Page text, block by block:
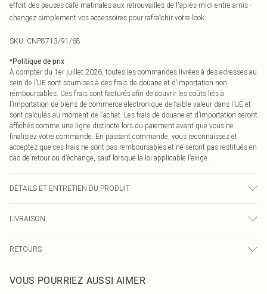
effort des pauses café matinales aux retrouvailles de l'après-midi entre amis -
changez simplement vos accessoires pour rafraîchir votre look.
SKU: CNP8713/91/68
*Politique de prix
À compter du 1er juillet 2026, toutes les commandes livrées à des adresses au
sein de l’UE sont soumises à des frais de douane et d’importation non
remboursables. Ces frais sont facturés afin de couvrir les coûts liés à
l’importation de biens de commerce électronique de faible valeur dans l’UE et
sont calculés au moment de l’achat. Les frais de douane et d’importation seront
affichés comme une ligne distincte lors du paiement avant que vous ne
finalisiez votre commande. En passant commande, vous reconnaissez et
acceptez que ces frais ne sont pas remboursables et ne seront pas restitués en
cas de retour ou d’échange, sauf lorsque la loi applicable l’exige.
DÉTAILS ET ENTRETIEN DU PRODUIT
couleur peut déteindre.
LIVRAISON
Livraison express France
Jusqu'à 2-3 jours ouvrables
RETOURS
pour nous retourner un article.
VOUS POURRIEZ AUSSI AIMER